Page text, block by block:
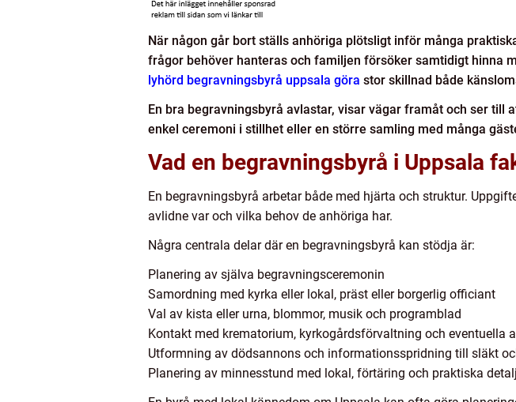
När någon går bort ställs anhöriga plötsligt inför många
frågor behöver hanteras och familjen försöker samtidigt hinna
lyhörd begravningsbyrå uppsala göra stor skillnad både
En bra begravningsbyrå avlastar, visar vägar framåt och ser
enkel ceremoni i stillhet eller en större samling med många
Vad en begravningsbyrå i Uppsala
En begravningsbyrå arbetar både med hjärta och struktur.
avlidne var och vilka behov de anhöriga har.
Några centrala delar där en begravningsbyrå kan stödja är:
Planering av själva begravningsceremonin
Samordning med kyrka eller lokal, präst eller borgerlig officiant
Val av kista eller urna, blommor, musik och programblad
Kontakt med krematorium, kyrkogårdsförvaltning och eventuella
Utformning av dödsannons och informationsspridning till släkt
Planering av minnesstund med lokal, förtäring och praktiska